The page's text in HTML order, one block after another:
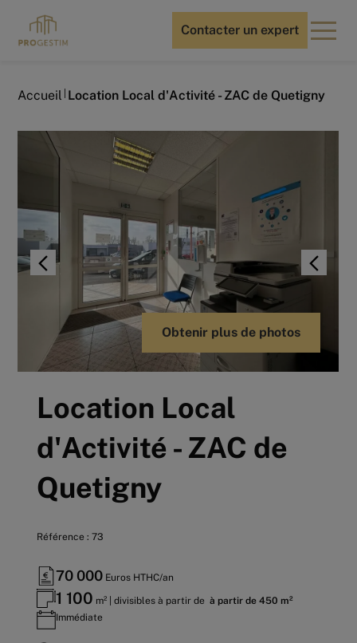
Contacter un expert
Accueil Location Local d'Activité - ZAC de Quetigny
Obtenir plus de photos
Location Local
d'Activité - ZAC de
Quetigny
Référence : 73
70 000 Euros HTHC/an
1 100 m² | divisibles à partir deà partir de 450 m²
Immédiate